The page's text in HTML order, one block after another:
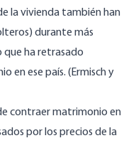
la vivienda también han
durante más
que ha retrasado
en ese país. (Ermisch y
contraer matrimonio en
por los precios de la